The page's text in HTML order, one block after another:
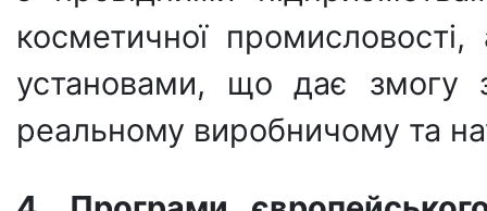
косметичної
установами, що дає змогу
реальному виробничому та